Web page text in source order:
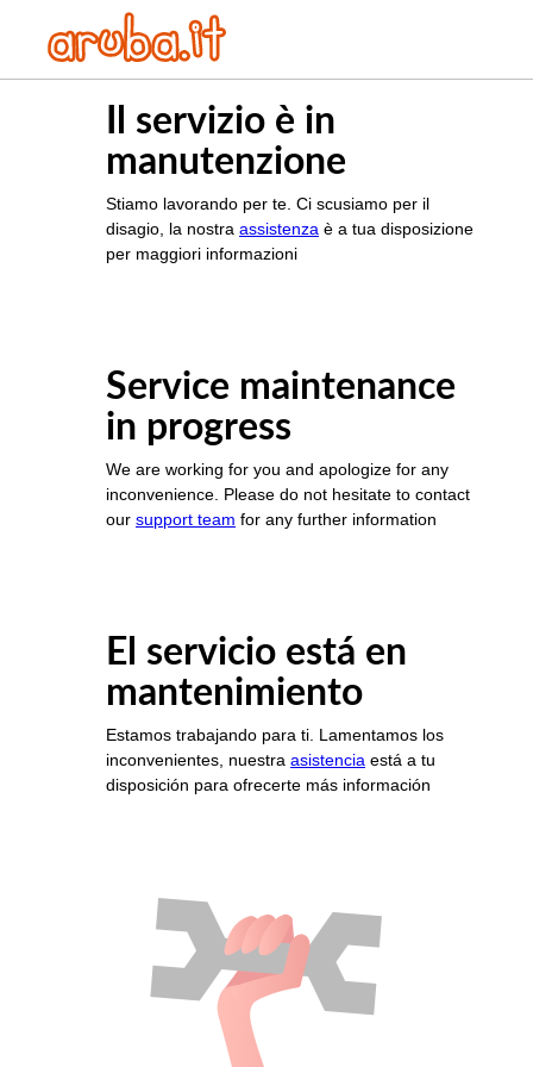
Il servizio è in
manutenzione
Stiamo lavorando per te. Ci scusiamo per il
disagio, la nostra assistenza è a tua disposizione
per maggiori informazioni
Service maintenance
in progress
We are working for you and apologize for any
inconvenience. Please do not hesitate to contact
our support team for any further information
El servicio está en
mantenimiento
Estamos trabajando para ti. Lamentamos los
inconvenientes, nuestra asistencia está a tu
disposición para ofrecerte más información